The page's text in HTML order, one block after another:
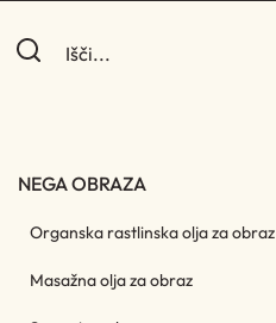
NEGA OBRAZA
Organska rastlinska olja za obraz
Masažna olja za obraz